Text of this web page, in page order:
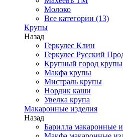
Молоко
Все категории (13)
Крупы
Назад
Геркулес Клин
Геркулес Русский
Крупный город крупы
Макфа крупы
Мистраль крупы
Нордик каши
Увелка крупа
Макаронные изделия
Назад
Барилла макаронные